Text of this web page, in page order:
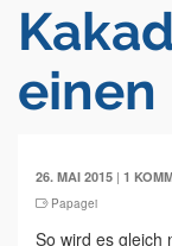
26. MAI 2015 | 1
Papagei
So wird es gleich